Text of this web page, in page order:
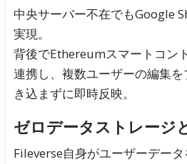
中央サーバー不在でもGoogle
実現。
背後でEthereumスマートコン
連携し、複数ユーザーの編集
き込まずに即時反映。
ゼロデータストレージ
Fileverse自身がユーザーデータ